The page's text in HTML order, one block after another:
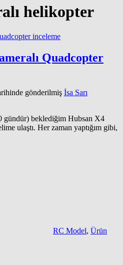
helikopter
Quadcopter
gönderilmiş İsa Sarı
gündür) beklediğim Hubsan X4
ulaştı. Her zaman yaptığım gibi,
RC Model, Ürün